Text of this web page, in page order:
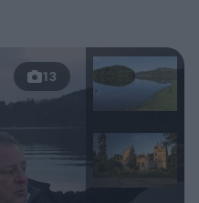
13